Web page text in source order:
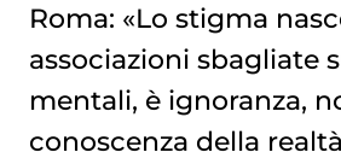
Roma: «Lo stigma
associazioni sbagliate
mentali, è ignoranza,
conoscenza della